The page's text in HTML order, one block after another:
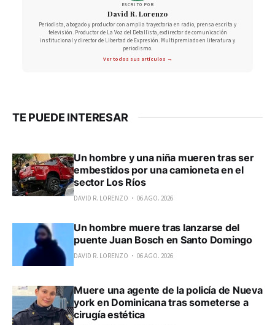
ESCRITO POR
David R. Lorenzo
Periodista, abogado y productor con amplia trayectoria en radio, prensa escrita y
televisión. Productor de La Voz del Detallista, exdirector de comunicación
institucional y director de Libertad de Expresión. Multipremiado en literatura y
periodismo.
Ver todos sus artículos →
TE PUEDE INTERESAR
Un hombre y una niña mueren tras ser
embestidos por una camioneta en el
sector Los Ríos
DAVID R. LORENZO 06 AGO. 2026
Un hombre muere tras lanzarse del
puente Juan Bosch en Santo Domingo
DAVID R. LORENZO 06 AGO. 2026
Muere una agente de la policía de Nueva
york en Dominicana tras someterse a
cirugía estética